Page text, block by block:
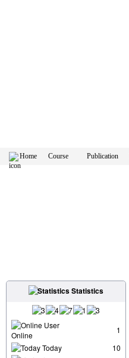
Home Course Publication
Statistics
User
Online
1
Today
10